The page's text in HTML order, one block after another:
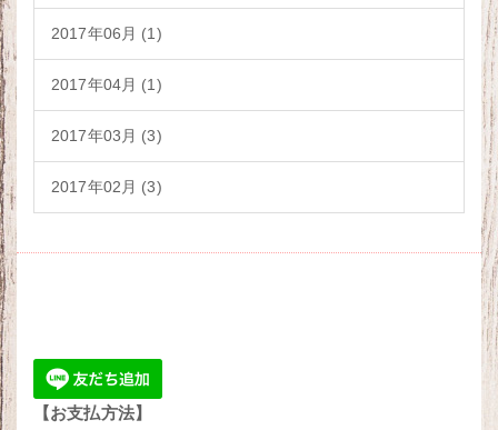
2017年06月 (1)
2017年04月 (1)
2017年03月 (3)
2017年02月 (3)
【お支払方法】